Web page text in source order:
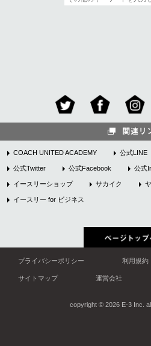
COACH UNITED ACADEMY 公式LINE
公式Twitter 公式Facebook 公式
イースリーショップ サカイク
イースリー for ビジネス
プライバシーポリシー 利用規約
サイトマップ 運営会社
copyright © 2026 E-3 Inc.